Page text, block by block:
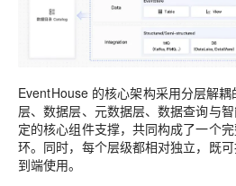
EventHouse 的核心架构采用分层解
层、数据层、元数据层、数据查询与
定的核心组件支撑，共同构成了一个
环。同时，每个层级都相对独立，既
到端使用。